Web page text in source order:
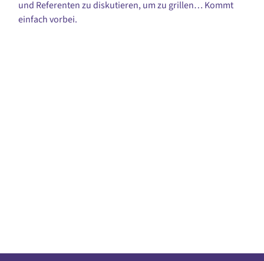
und Referenten zu diskutieren, um zu grillen… Kommt
einfach vorbei.